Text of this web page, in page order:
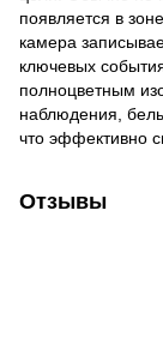
появляется в
камера
ключевых
полноцветным
наблюдения,
что эффективно
Отзывы